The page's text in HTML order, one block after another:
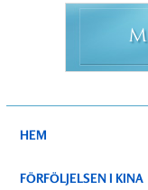
M
HEM
FÖRFÖLJELSEN I KINA